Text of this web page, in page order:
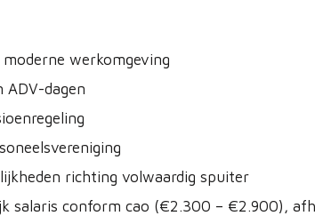
werkomgeving
dagen
richting volwaardig spuiter
salaris conform cao (€2.300 – €2.900),